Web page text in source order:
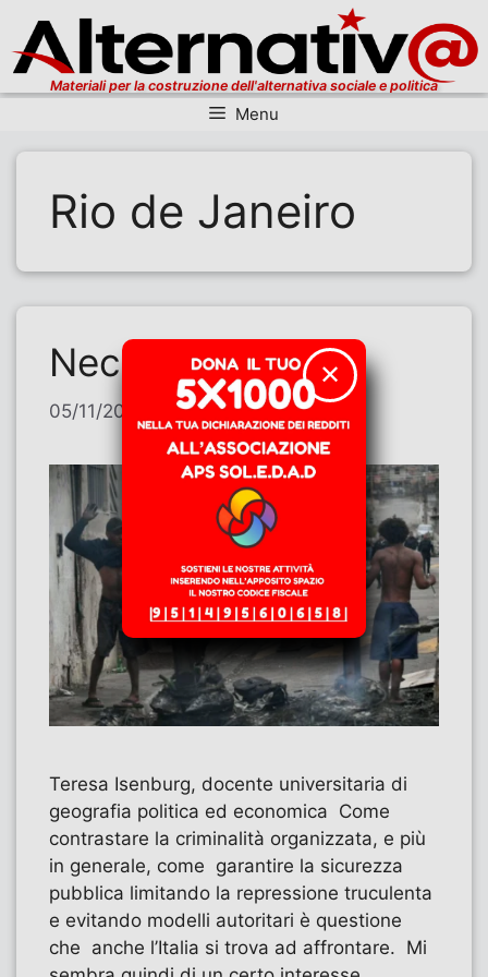
Materiali per la costruzione dell'alternativa sociale e politica
Menu
Rio de Janeiro
Necropolitica
05/11/2025 Teresa Isenburg
Teresa Isenburg, docente universitaria di
geografia politica ed economica Come
contrastare la criminalità organizzata, e più
in generale, come garantire la sicurezza
pubblica limitando la repressione truculenta
e evitando modelli autoritari è questione
che anche l’Italia si trova ad affrontare. Mi
✕